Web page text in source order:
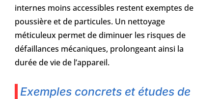
internes moins accessibles restent exemptes de
poussière et de particules. Un nettoyage
méticuleux permet de diminuer les risques de
défaillances mécaniques, prolongeant ainsi la
durée de vie de l’appareil.
Exemples concrets et études de